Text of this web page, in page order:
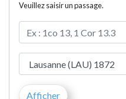
Veuillez saisir un passage.